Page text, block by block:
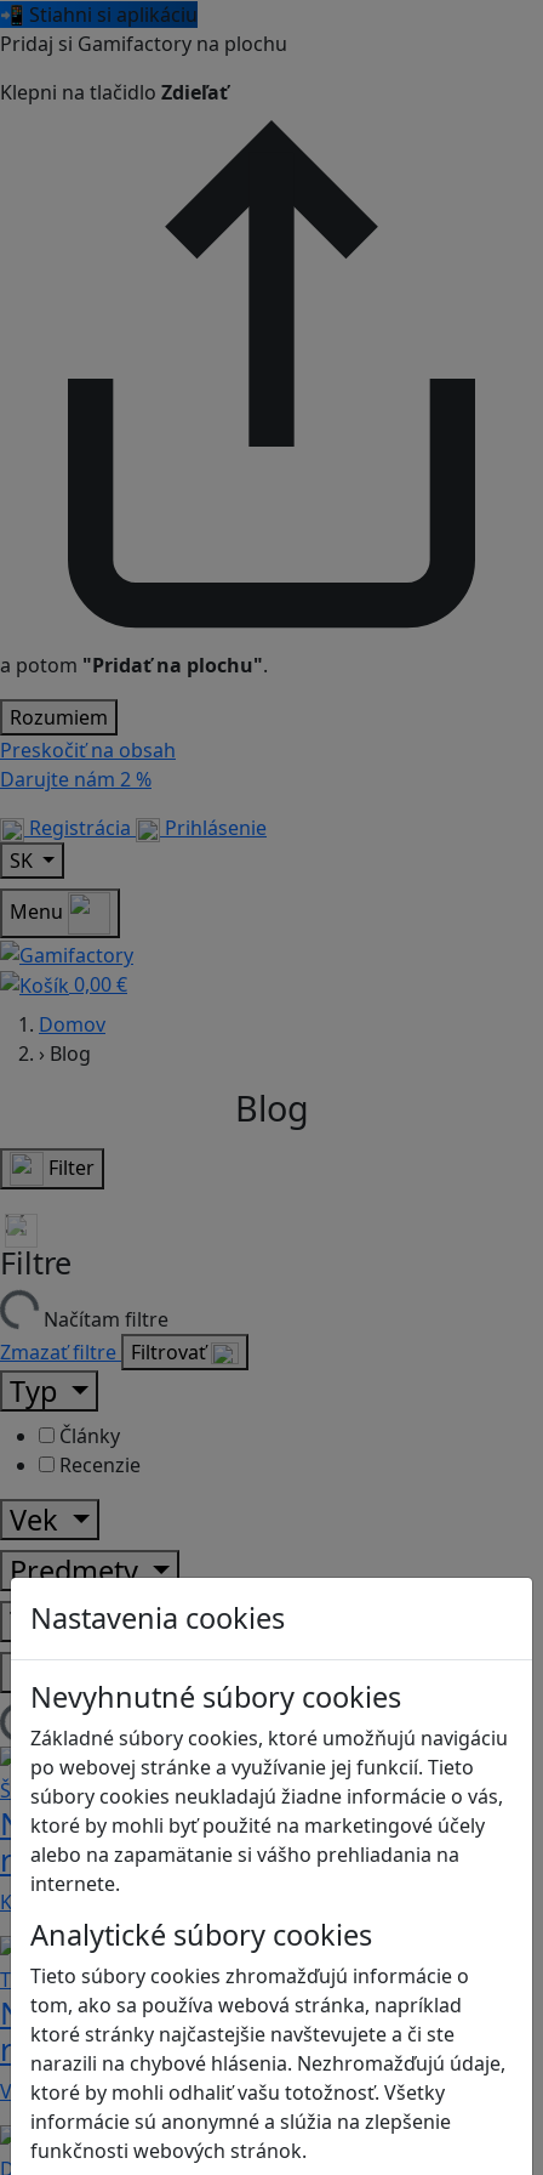
📲 Stiahni si aplikáciu
Pridaj si Gamifactory na plochu
Klepni na tlačidlo Zdieľať
a potom "Pridať na plochu".
Rozumiem
Preskočiť na obsah
Darujte nám 2 %
Registrácia
Prihlásenie
SK
Menu
0,00 €
Nastavenia cookies
Nevyhnutné súbory cookies
Základné súbory cookies, ktoré umožňujú navigáciu
po webovej stránke a využívanie jej funkcií. Tieto
súbory cookies neukladajú žiadne informácie o vás,
ktoré by mohli byť použité na marketingové účely
alebo na zapamätanie si vášho prehliadania na
internete.
Analytické súbory cookies
Tieto súbory cookies zhromažďujú informácie o
tom, ako sa používa webová stránka, napríklad
ktoré stránky najčastejšie navštevujete a či ste
narazili na chybové hlásenia. Nezhromažďujú údaje,
ktoré by mohli odhaliť vašu totožnosť. Všetky
informácie sú anonymné a slúžia na zlepšenie
funkčnosti webových stránok.
Domov
› Blog
Blog
Filter
Filtre
Načítam filtre
Zmazať filtre Filtrovať
Typ
Články
Recenzie
Vek
Predmety
Témy
Platformy
Načítam blogy
Návod pre rodičov: Ako na výber
rodičovského zámku? Štvrtá časť
Kvalitné aplikácie, ktoré ponúkajú bezpečné…
Návod pre rodičov: Ako na výber
rodičovského zámku? Tretia časť
V obchode Play je možné nájsť veľké množstvo…